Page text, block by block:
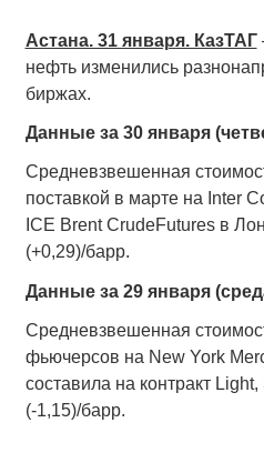
Астана. 31 января. КазТАГ
нефть изменились
биржах.
Данные за 30 января
Средневзвешенная
поставкой в марте на Inter
ICE Brent CrudeFutures в
(+0,29)/барр.
Данные за 29 января
Средневзвешенная
фьючерсов на New York
составила на контракт
(-1,15)/барр.